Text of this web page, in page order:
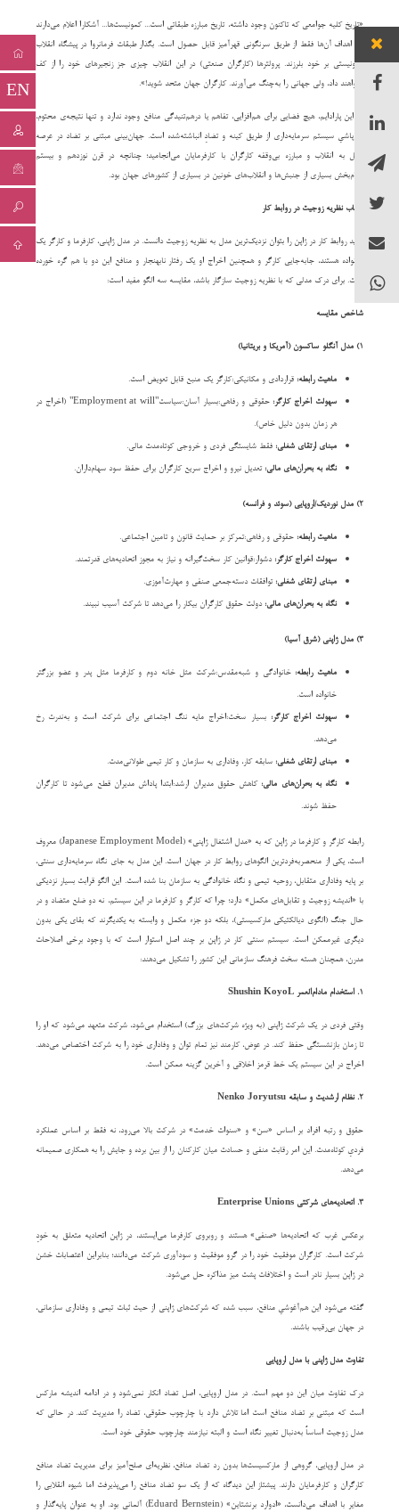
EN
«تاریخ کلیه جوامعی که تاکنون وجود داشته، تاریخ مبارزه طبقاتی است... کمونیست‌ها... آشکارا اعلام می‌دارند
که اهداف آن‌ها فقط از طریق سرنگونی قهرآمیز قابل حصول است. بگذار طبقات فرمانروا در پیشگاه انقلاب
کمونیستی بر خود بلرزند. پرولترها (کارگران صنعتی) در این انقلاب چیزی جز زنجیرهای خود را از کف
نخواهند داد، ولی جهانی را به‌چنگ می‌آورند. کارگران جهان متحد شوید!».
در این پارادایم، هیچ فضایی برای هم‌افزایی، تفاهم یا درهم‌تنیدگی منافع وجود ندارد و تنها نتیجه‌ی محتوم،
فروپاشیِ سیستم سرمایه‌داری از طریق کینه و تضادِ انباشته‌شده است. جهان‌بینی مبتنی بر تضاد در عرصه
عمل به انقلاب و مبارزه بی‌وقفه کارگران با کارفرمایان می‌انجامید؛ چنانچه در قرن نوزدهم و بیستم
الهام‌بخش بسیاری از جنبش‌ها و انقلاب‌های خونین در بسیاری از کشورهای جهان بود.
بازتاب نظریه زوجیت در روابط کار
شاید روابط کار در ژاپن را بتوان نزدیک‌ترین مدل به نظریه زوجیت دانست. در مدل ژاپنی، کارفرما و کارگر یک
خانواده هستند، جابه‌جایی کارگر و همچنین اخراج او یک رفتار نابهنجار و منافع این دو با هم گره خورده
است. برای درک مدلی که با نظریه زوجیت سازگار باشد، مقایسه سه الگو مفید است:
شاخص مقایسه
1) مدل آنگلو-ساکسون (آمریکا و بریتانیا)
ماهیت رابطه: قراردادی و مکانیکی:کارگر یک منبع قابل تعویض است.
سهولت اخراج کارگر: حقوقی و رفاهی:بسیار آسان:سیاست"Employment at will" (اخراج در
هر زمان بدون دلیل خاص).
مبنای ارتقای شغلی: فقط شایستگی فردی و خروجی کوتاه‌مدت مالی.
نگاه به بحران‌های مالی: تعدیل نیرو و اخراج سریع کارگران برای حفظ سود سهام‌داران.
2) مدل نوردیک/اروپایی (سوئد و فرانسه)
ماهیت رابطه: حقوقی و رفاهی:تمرکز بر حمایت قانون و تامین اجتماعی.
سهولت اخراج کارگر: دشوار:قوانین کار سخت‌گیرانه و نیاز به مجوز اتحادیه‌های قدرتمند.
مبنای ارتقای شغلی: توافقات دسته‌جمعی صنفی و مهارت‌آموزی.
نگاه به بحران‌های مالی: دولت حقوق کارگران بیکار را می‌دهد تا شرکت آسیب نبیند.
3) مدل ژاپنی (شرق آسیا)
ماهیت رابطه: خانوادگی و شبه‌مقدس:شرکت مثل خانه دوم و کارفرما مثل پدر و عضو بزرگتر
خانواده است.
سهولت اخراج کارگر: بسیار سخت:اخراج مایه ننگ اجتماعی برای شرکت است و به‌ندرت رخ
می‌دهد.
مبنای ارتقای شغلی: سابقه کار، وفاداری به سازمان و کار تیمی طولانی‌مدت.
نگاه به بحران‌های مالی: کاهش حقوق مدیران ارشد:ابتدا پاداش مدیران قطع می‌شود تا کارگران
حفظ شوند.
رابطه کارگر و کارفرما در ژاپن که به «مدل اشتغال ژاپنی» (Japanese Employment Model) معروف
است، یکی از منحصربه‌فردترین الگوهای روابط کار در جهان است. این مدل به جای نگاه سرمایه‌داری سنتی،
بر پایه وفاداری متقابل، روحیه تیمی و نگاه خانوادگی به سازمان بنا شده است. این الگو قرابت بسیار نزدیکی
با «اندیشه زوجیت و تقابل‌های مکمل» دارد؛ چرا که کارگر و کارفرما در این سیستم، نه دو ضلع متضاد و در
حال جنگ (الگوی دیالکتیکی مارکسیستی)، بلکه دو جزء مکمل و وابسته به یکدیگرند که بقای یکی بدون
دیگری غیرممکن است. سیستم سنتی کار در ژاپن بر چند اصل استوار است که با وجود برخی اصلاحات
مدرن، همچنان هسته سخت فرهنگ سازمانی این کشور را تشکیل می‌دهند:
۱. استخدام مادام‌العمر Shushin KoyoL
وقتی فردی در یک شرکت ژاپنی (به ویژه شرکت‌های بزرگ) استخدام می‌شود، شرکت متعهد می‌شود که او را
تا زمان بازنشستگی حفظ کند. در عوض، کارمند نیز تمام توان و وفاداری خود را به شرکت اختصاص می‌دهد.
اخراج در این سیستم یک خط قرمز اخلاقی و آخرین گزینه ممکن است.
۲. نظام ارشدیت و سابقه Nenko Joryutsu
حقوق و رتبه افراد بر اساس «سن» و «سنوات خدمت» در شرکت بالا می‌رود، نه فقط بر اساس عملکرد
فردیِ کوتاه‌مدت. این امر رقابت منفی و حسادت میان کارکنان را از بین برده و جایش را به همکاری صمیمانه
می‌دهد.
۳. اتحادیه‌های شرکتی Enterprise Unions
برعکس غرب که اتحادیه‌ها «صنفی» هستند و روبروی کارفرما می‌ایستند، در ژاپن اتحادیه متعلق به خودِ
شرکت است. کارگران موفقیت خود را در گرو موفقیت و سودآوری شرکت می‌دانند؛ بنابراین اعتصابات خشن
در ژاپن بسیار نادر است و اختلافات پشت میز مذاکره حل می‌شود.
گفته می‌شود این هم‌آغوشیِ منافع، سبب شده که شرکت‌های ژاپنی از حیث ثبات تیمی و وفاداری سازمانی،
در جهان بی‌رقیب باشند.
تفاوت مدل ژاپنی با مدل اروپایی
درک تفاوت میان این دو مهم است. در مدل اروپایی، اصل تضاد انکار نمی‌شود و در ادامه اندیشه مارکس
است که مبتنی بر تضاد منافع است اما تلاش دارد با چارچوب حقوقی، تضاد را مدیریت کند. در حالی که
مدل زوجیت اساساً به‌دنبال تغییر نگاه است و البته نیازمند چارچوب حقوقی خود است.
در مدل اروپایی، گروهی از مارکسیست‌ها بدون رد تضاد منافع، نظریه‌ای صلح‌آمیز برای مدیریت تضاد منافع
کارگران و کارفرمایان دارند. پیشتاز این دیدگاه که از یک سو تضاد منافع را می‌پذیرفت اما شیوه انقلابی را
مغایر با اهداف می‌دانست، «ادوارد برنشتاین» (Eduard Bernstein) آلمانی بود. او به عنوان پایه‌گذار و